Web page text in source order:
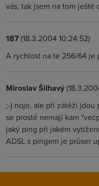
vás, tak jsem na tom ještě
187(18.3.2004 10:24:52)
A rychlost na te 256/64 je
Miroslav Šilhavý
;-) nojo, ale při zátěži
se prostě nemají kam
jaký ping při jakém
ADSL s pingem je průser